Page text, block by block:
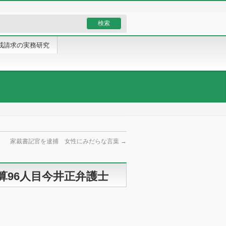
請求の実務研究
家裁書記官を逮捕 女性にみだらな言葉 →
96人目今井正弁護士